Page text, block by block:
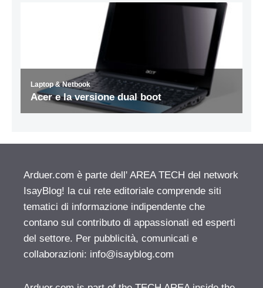
Arduer.com è parte dell' AREA TECH del network
IsayBlog! la cui rete editoriale comprende siti
tematici di informazione indipendente che
contano sul contributo di appassionati ed esperti
del settore. Per pubblicità, comunicati e
collaborazioni: info@isayblog.com